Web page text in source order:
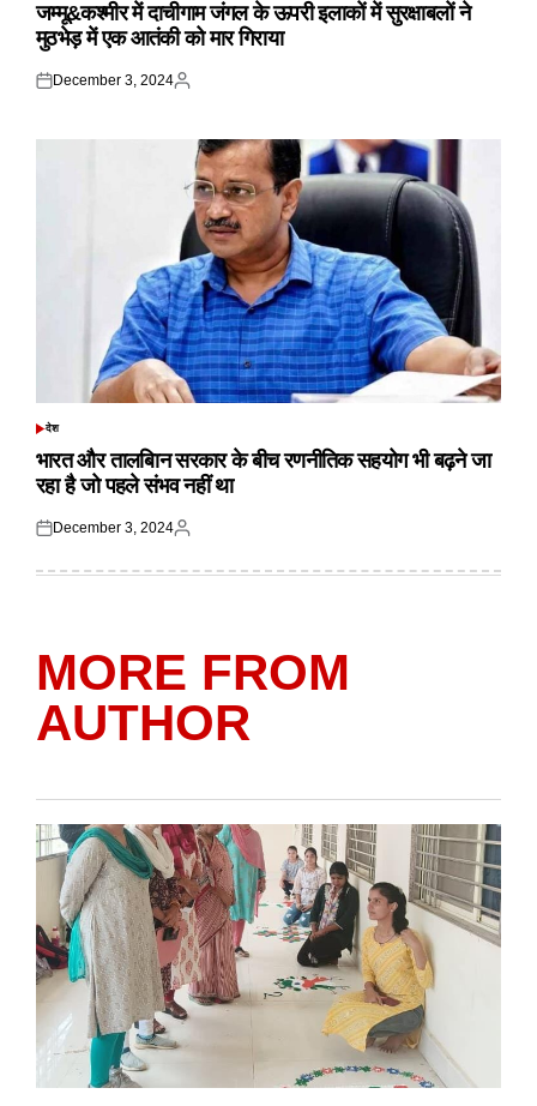
जम्मू&कश्मीर में दाचीगाम जंगल के ऊपरी इलाकों में सुरक्षाबलों ने
मुठभेड़ में एक आतंकी को मार गिराया
Posted
December 3, 2024
Posted
POSTED
देश
भारत और तालबिान सरकार के बीच रणनीतिक सहयोग भी बढ़ने जा
रहा है जो पहले संभव नहीं था
Posted
December 3, 2024
Posted
MORE FROM
AUTHOR